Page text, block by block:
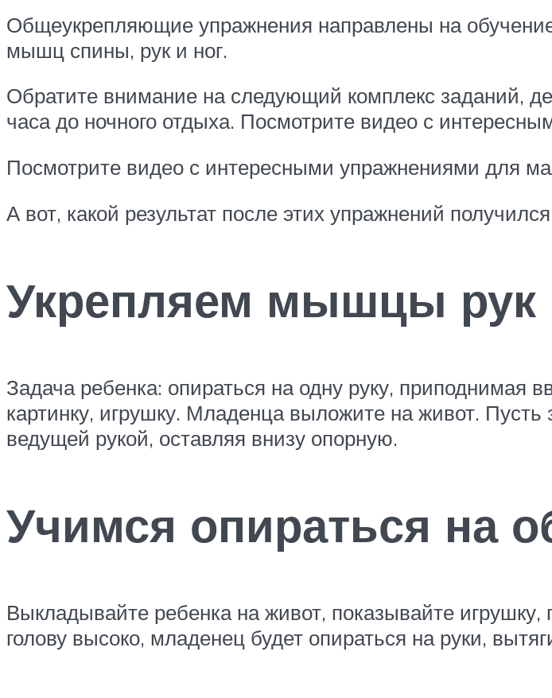
Общеукрепляющие упражнения направлены на
мышц спины, рук и ног.
Обратите внимание на следующий комплекс заданий,
часа до ночного отдыха. Посмотрите видео с
Посмотрите видео с интересными упражнениями для
А вот, какой результат после этих упражнений
Укрепляем мышцы рук
Задача ребенка: опираться на одну руку, приподнимая
картинку, игрушку. Младенца выложите на живот. Пусть
ведущей рукой, оставляя внизу опорную.
Учимся опираться на
Выкладывайте ребенка на живот, показывайте
голову высоко, младенец будет опираться на руки,